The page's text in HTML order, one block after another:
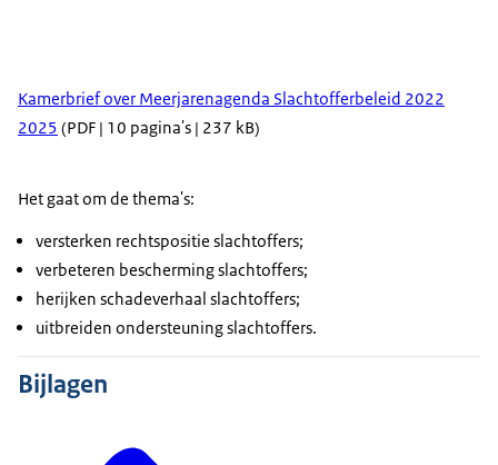
Kamerbrief over Meerjarenagenda Slachtofferbeleid 2022
2025 (PDF | 10 pagina's | 237 kB)
Het gaat om de thema's:
versterken rechtspositie slachtoffers;
verbeteren bescherming slachtoffers;
herijken schadeverhaal slachtoffers;
uitbreiden ondersteuning slachtoffers.
Bijlagen